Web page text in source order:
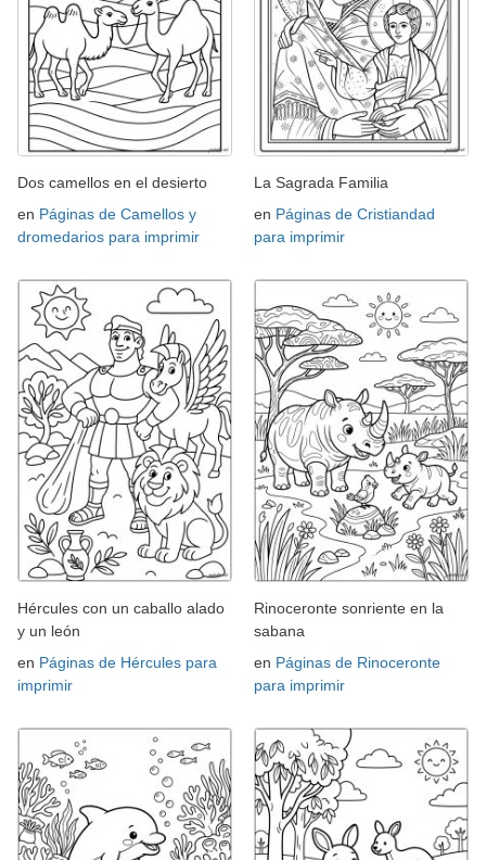
Dos camellos en el desierto
en Páginas de Camellos y
dromedarios para imprimir
La Sagrada Familia
en Páginas de Cristiandad
para imprimir
Hércules con un caballo alado
y un león
en Páginas de Hércules para
imprimir
Rinoceronte sonriente en la
sabana
en Páginas de Rinoceronte
para imprimir